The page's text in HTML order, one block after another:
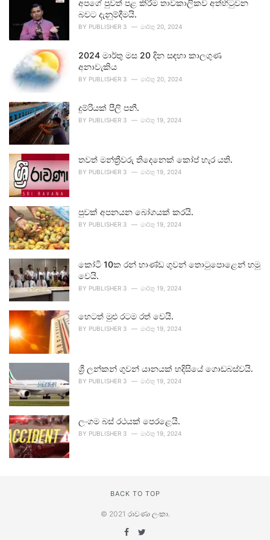
අපගේ පුවත් පළ කිරීම තාවකාලිකව අත්හිටුවන
බවට දැනුම්දීමයි.
BY PUBLISHER 3 මාර්තු 20, 2024
2024 මාර්තු මස 20 දින සඳහා කාලගුණ
අනාවැකිය
BY PUBLISHER 3 මාර්තු 20, 2024
දුම්රියක් පීලි පනී.
BY PUBLISHER 3 මාර්තු 19, 2024
තවත් මන්ත්‍රීවරු තිදෙනෙක් කෝප් හැර යති.
BY PUBLISHER 3 මාර්තු 19, 2024
පුවක් අපනයන බෝගයක් කරයි.
BY PUBLISHER 3 මාර්තු 19, 2024
කෝටි 10ක රන් භාණ්ඩ ගුවන් තොටුපොළෙන් හමු
වෙයි.
BY PUBLISHER 3 මාර්තු 19, 2024
හෙටත් මුළු රටම රත් වෙයි.
BY PUBLISHER 3 මාර්තු 19, 2024
ශ්‍රී ලන්කන් ගුවන් යානයක් හදිසියේ ගොඩබස්වයි.
BY PUBLISHER 3 මාර්තු 19, 2024
ලංගම බස් රථයක් පෙරළෙයි.
BY PUBLISHER 3 මාර්තු 19, 2024
BACK TO TOP
© 2021 රාවණා ලංකා.